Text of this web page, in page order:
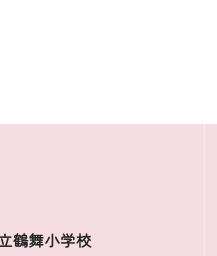
鶴舞小学校